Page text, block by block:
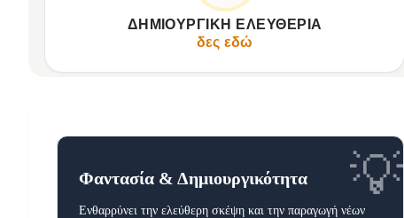
ΔΗΜΙΟΥΡΓΙΚΉ ΕΛΕΥΘΕΡΊΑ
δες εδώ
Ενθαρρύνει φαντασία και επίλυση προβλημάτων.
Σχεδιάστε, λυγίστε, δημιουργήστε χωρίς όρια.
💡
Φαντασία & Δημιουργικότητα
Ενθαρρύνει την ελεύθερη σκέψη και την παραγωγή νέων